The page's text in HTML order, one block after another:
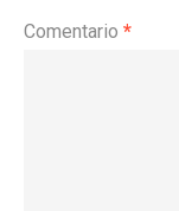
Comentario *